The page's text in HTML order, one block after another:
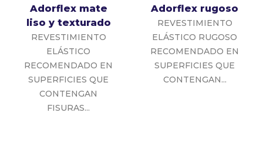
Adorflex mate
liso y texturado
REVESTIMIENTO
ELÁSTICO
RECOMENDADO EN
SUPERFICIES QUE
CONTENGAN
FISURAS...
Adorflex rugoso
REVESTIMIENTO
ELÁSTICO RUGOSO
RECOMENDADO EN
SUPERFICIES QUE
CONTENGAN...